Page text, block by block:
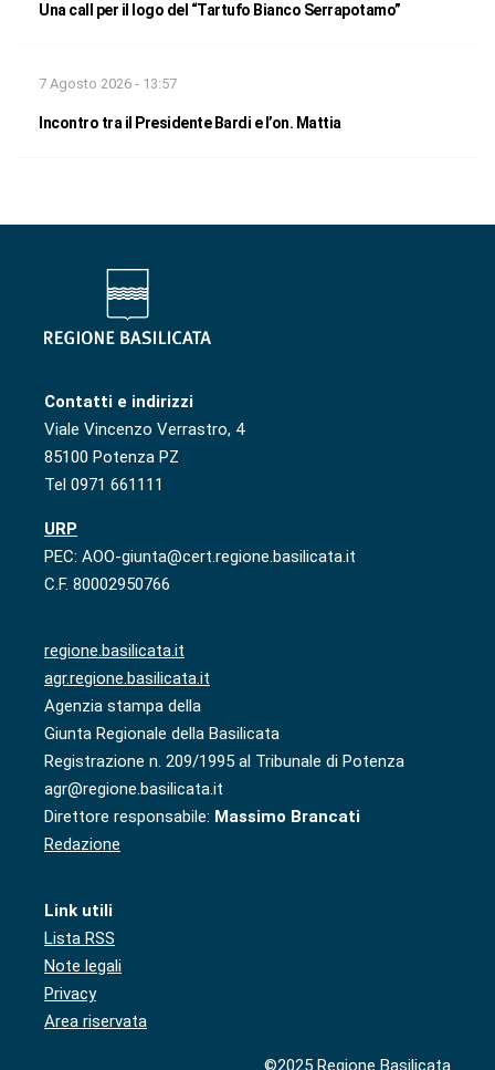
Una call per il logo del “Tartufo Bianco Serrapotamo”
7 Agosto 2026 - 13:57
Incontro tra il Presidente Bardi e l’on. Mattia
Contatti e indirizzi
Viale Vincenzo Verrastro, 4
85100 Potenza PZ
Tel 0971 661111
URP
PEC: AOO-giunta@cert.regione.basilicata.it
C.F. 80002950766
regione.basilicata.it
agr.regione.basilicata.it
Agenzia stampa della
Giunta Regionale della Basilicata
Registrazione n. 209/1995 al Tribunale di Potenza
agr@regione.basilicata.it
Direttore responsabile: Massimo Brancati
Redazione
Link utili
Lista RSS
Note legali
Privacy
Area riservata
©2025 Regione Basilicata